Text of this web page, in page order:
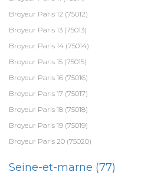
Broyeur Paris 12 (75012)
Broyeur Paris 13 (75013)
Broyeur Paris 14 (75014)
Broyeur Paris 15 (75015)
Broyeur Paris 16 (75016)
Broyeur Paris 17 (75017)
Broyeur Paris 18 (75018)
Broyeur Paris 19 (75019)
Broyeur Paris 20 (75020)
Seine-et-marne (77)